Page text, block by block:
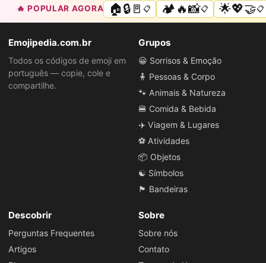
🔥 POPULAR AGORA 🏠🔒🚪📋 🏕️🔥📸📋 🌟💖🤝📋
Emojipedia.com.br
Todos os códigos de emoji em
português — copie, cole e
compartilhe.
Grupos
😀 Sorrisos & Emoção
🧍 Pessoas & Corpo
🐾 Animais & Natureza
🍔 Comida & Bebida
✈️ Viagem & Lugares
⚽ Atividades
📦 Objetos
☯️ Símbolos
🏴 Bandeiras
Descobrir
Perguntas Frequentes
Artigos
Sobre
Sobre nós
Contato